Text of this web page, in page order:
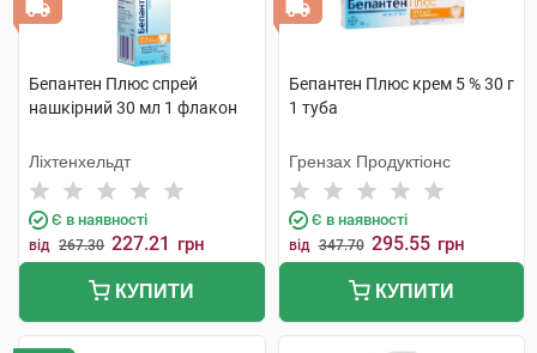
Бепантен Плюс спрей
нашкірний 30 мл 1 флакон
Ліхтенхельдт
Є в наявності
від 267.30 227.21 грн
КУПИТИ
Бепантен Плюс крем 5 % 30 г
1 туба
Грензах Продуктіонс
Є в наявності
від 347.70 295.55 грн
КУПИТИ